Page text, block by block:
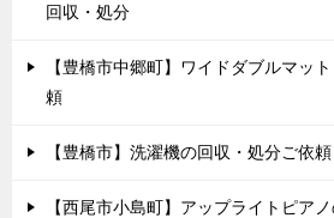
回収・処分
【豊橋市中郷町】ワイドダブルマッ
頼
【豊橋市】洗濯機の回収・処分ご依
【西尾市小島町】アップライトピア